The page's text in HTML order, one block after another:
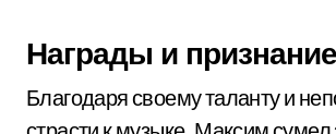
Награды и признание
Благодаря своему таланту и